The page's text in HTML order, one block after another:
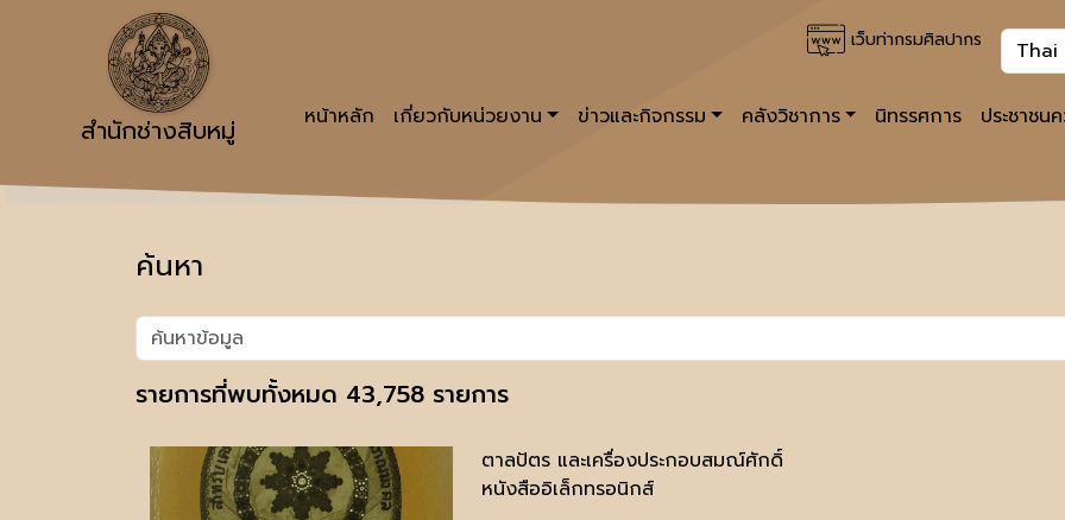
เว็บท่ากรมศิลปากร
สำนักช่างสิบหมู่ หน้าหลัก เกี่ยวกับหน่วยงาน ข่าวและกิจกรรม คลังวิชาการ นิทรรศการ ประชาชน
ค้นหา
รายการที่พบทั้งหมด 43,758 รายการ
ตาลปัตร และเครื่องประกอบสมณ์ศักดิ์
หนังสืออิเล็กทรอนิกส์